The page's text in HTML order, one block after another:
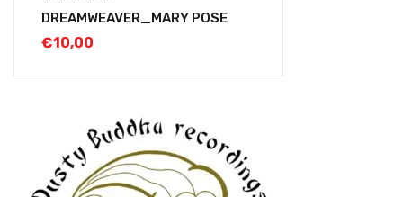
DREAMWEAVER_MARY POSE
€10,00